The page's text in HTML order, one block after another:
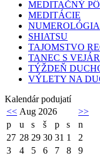
MEDITAČNÝ
MEDITÁCIE
NUMEROLÓGIA
SHIATSU
TAJOMSTVO
TANEC S
TÝŽDEŇ
VÝLETY NA
Kalendár podujatí
<< Aug 2026
>>
p
u s š p s
n
27 28 29 30 31 1
2
3
4 5 6 7 8
9